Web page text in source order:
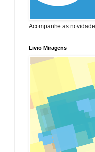
Acompanhe as
Livro Miragens